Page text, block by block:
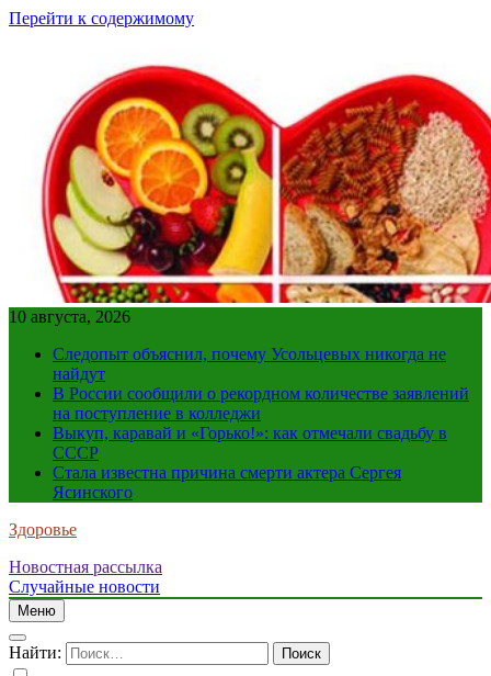
Перейти к содержимому
10 августа, 2026
Следопыт объяснил, почему Усольцевых никогда не
найдут
В России сообщили о рекордном количестве заявлений
на поступление в колледжи
Выкуп, каравай и «Горько!»: как отмечали свадьбу в
СССР
Стала известна причина смерти актера Сергея
Ясинского
Здоровье
Новостная рассылка
Случайные новости
Меню
Найти: